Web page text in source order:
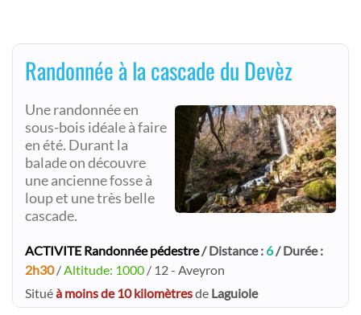
Randonnée à la cascade du Devèz
Une randonnée en
sous-bois idéale à faire
en été. Durant la
balade on découvre
une ancienne fosse à
loup et une très belle
cascade.
ACTIVITE Randonnée pédestre/ Distance : 6/ Durée :
2h30/Altitude: 1000 / 12 - Aveyron
Situéà moins de 10 kilomètresde Laguiole